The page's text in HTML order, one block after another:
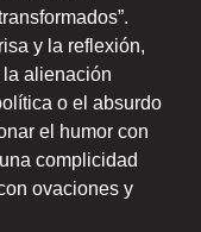
y la reflexión,
alienación
o el absurdo
el humor con
complicidad
ovaciones y